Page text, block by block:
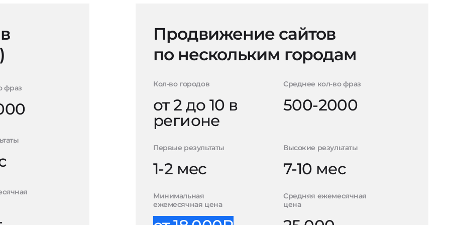
фраз
Продвижение сайтов
по нескольким городам
Кол-во городов
от 2 до 10 в
регионе
Среднее кол-во фраз
500-2000
Первые результаты
1-2 мес
Высокие результаты
7-10 мес
Минимальная
ежемесячная цена
Средняя ежемесячная
цена